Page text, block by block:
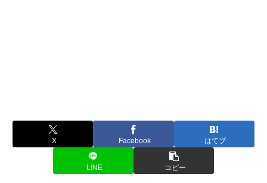
X Facebook はてブ
LINE コピー